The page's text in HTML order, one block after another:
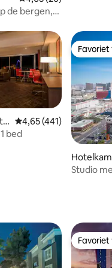
de bergen,
Gemiddelde
4,65 (441)
bed
Studio